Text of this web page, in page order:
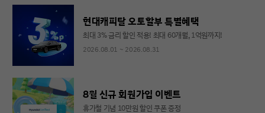
현대캐피탈 오토할부 특별혜택
최대 3% 금리 할인 적용! 최대 60개월, 1억원까지!
2026.08.01 ~ 2026.08.31
8월 신규 회원가입 이벤트
휴가철 기념 10만원 할인 쿠폰 증정